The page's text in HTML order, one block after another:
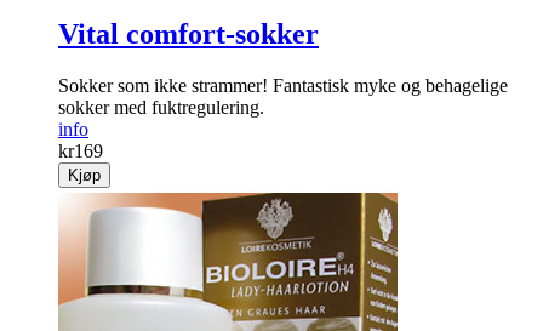
Vital comfort-sokker
Sokker som ikke strammer! Fantastisk myke og behagelige
sokker med fuktregulering.
info
kr169
Kjøp